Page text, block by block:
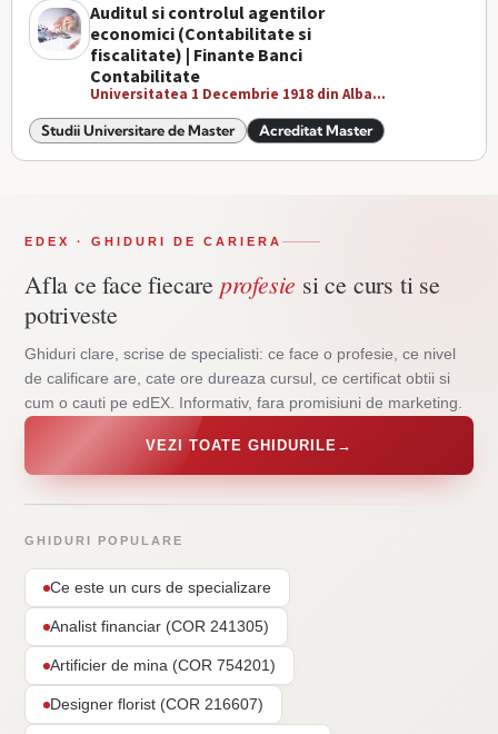
Auditul si controlul agentilor
economici (Contabilitate si
fiscalitate) | Finante Banci
Contabilitate
Universitatea 1 Decembrie 1918 din Alba...
Studii Universitare de Master Acreditat Master
EDEX · GHIDURI DE CARIERA
Afla ce face fiecare profesie si ce curs ti se
potriveste
Ghiduri clare, scrise de specialisti: ce face o profesie, ce nivel
de calificare are, cate ore dureaza cursul, ce certificat obtii si
cum o cauti pe edEX. Informativ, fara promisiuni de marketing.
VEZI TOATE GHIDURILE →
GHIDURI POPULARE
Ce este un curs de specializare
Analist financiar (COR 241305)
Artificier de mina (COR 754201)
Designer florist (COR 216607)